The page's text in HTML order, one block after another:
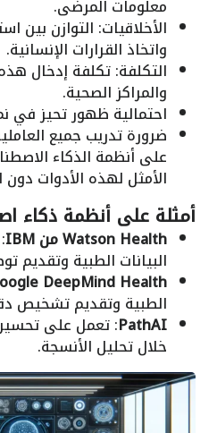
معلومات المرضى.
الأخلاقيات: التوازن بين
واتخاذ القرارات الإنسانية.
التكلفة: تكلفة إدخال
والمراكز الصحية.
احتمالية ظهور تحيز في
ضرورة تدريب جميع
على أنظمة الذكاء
الأمثل لهذه الأدوات دون
أمثلة على أنظمة ذكاء
Watson Health من IBM
البيانات الطبية وتقديم
DeepMind Health
الطبية وتقديم تشخيص
PathAI: تعمل على
خلال تحليل الأنسجة.